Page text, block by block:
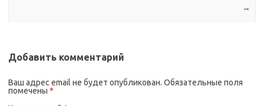
→
Добавить комментарий
Ваш адрес email не будет опубликован. Обязательные поля
помечены *